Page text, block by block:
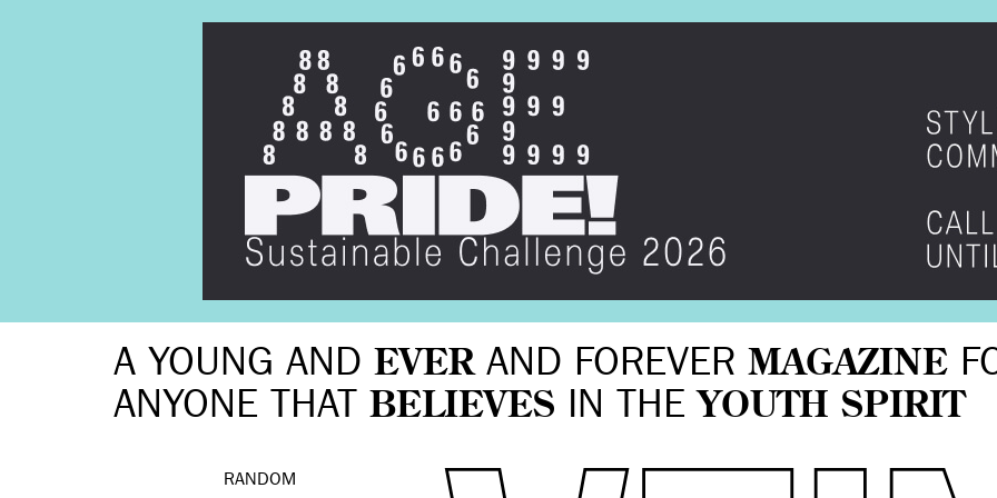
A YOUNG AND EVERAND FOREVER MAGAZINE
ANYONE THAT BELIEVES IN THE YOUTH SPIRIT
RANDOM